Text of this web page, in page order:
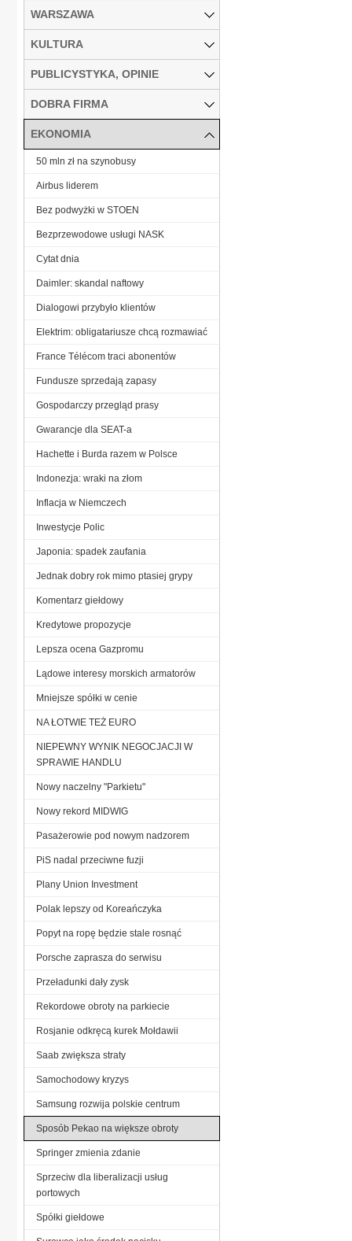
WARSZAWA
KULTURA
PUBLICYSTYKA, OPINIE
DOBRA FIRMA
EKONOMIA
50 mln zł na szynobusy
Airbus liderem
Bez podwyżki w STOEN
Bezprzewodowe usługi NASK
Cytat dnia
Daimler: skandal naftowy
Dialogowi przybyło klientów
Elektrim: obligatariusze chcą rozmawiać
France Télécom traci abonentów
Fundusze sprzedają zapasy
Gospodarczy przegląd prasy
Gwarancje dla SEAT-a
Hachette i Burda razem w Polsce
Indonezja: wraki na złom
Inflacja w Niemczech
Inwestycje Polic
Japonia: spadek zaufania
Jednak dobry rok mimo ptasiej grypy
Komentarz giełdowy
Kredytowe propozycje
Lepsza ocena Gazpromu
Lądowe interesy morskich armatorów
Mniejsze spółki w cenie
NA ŁOTWIE TEŻ EURO
NIEPEWNY WYNIK NEGOCJACJI W
SPRAWIE HANDLU
Nowy naczelny "Parkietu"
Nowy rekord MIDWIG
Pasażerowie pod nowym nadzorem
PiS nadal przeciwne fuzji
Plany Union Investment
Polak lepszy od Koreańczyka
Popyt na ropę będzie stale rosnąć
Porsche zaprasza do serwisu
Przeładunki dały zysk
Rekordowe obroty na parkiecie
Rosjanie odkręcą kurek Mołdawii
Saab zwiększa straty
Samochodowy kryzys
Samsung rozwija polskie centrum
Sposób Pekao na większe obroty
Springer zmienia zdanie
Sprzeciw dla liberalizacji usług
portowych
Spółki giełdowe